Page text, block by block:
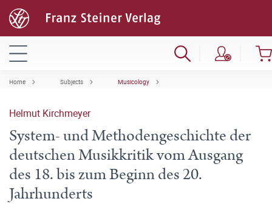
Home Subjects Musicology
Helmut Kirchmeyer
System- und Methodengeschichte der
deutschen Musikkritik vom Ausgang
des 18. bis zum Beginn des 20.
Jahrhunderts